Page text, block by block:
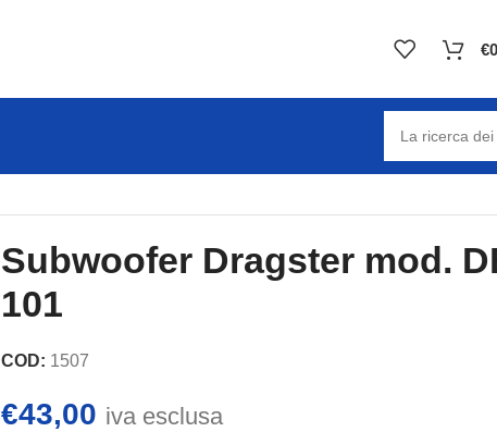
€
Subwoofer Dragster mod.
101
COD: 1507
€43,00 iva esclusa